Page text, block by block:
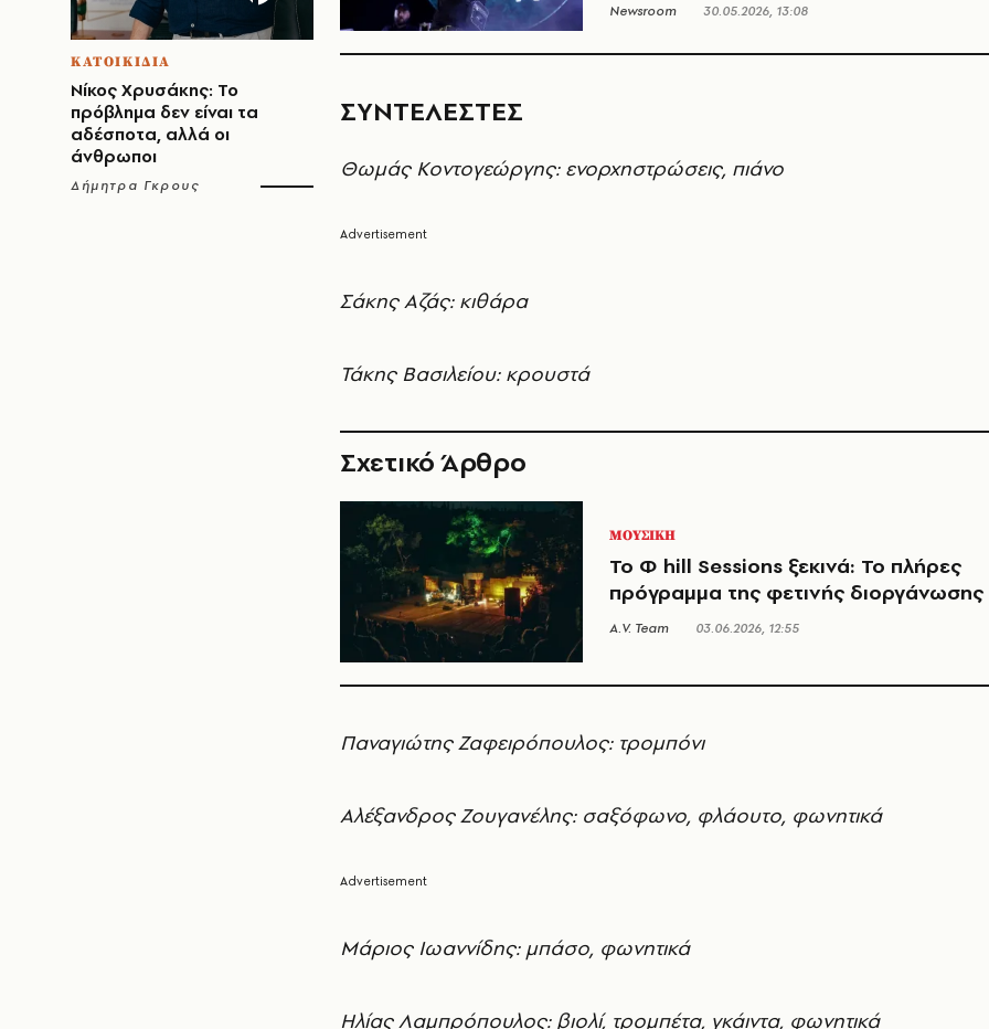
ΚΑΤΟΙΚΙΔΙΑ
Νίκος Χρυσάκης: Το
πρόβλημα δεν είναι τα
αδέσποτα, αλλά οι
άνθρωποι
Δήμητρα Γκρους
Newsroom 30.05.2026, 13:08
ΣΥΝΤΕΛΕΣΤΕΣ
Θωμάς Κοντογεώργης: ενορχηστρώσεις, πιάνο
Σάκης Αζάς: κιθάρα
Τάκης Βασιλείου: κρουστά
Σχετικό Άρθρο
ΜΟΥΣΙΚΗ
Το Φ hill Sessions ξεκινά: Το πλήρες
πρόγραμμα της φετινής διοργάνωσης
A.V. Team 03.06.2026, 12:55
Παναγιώτης Ζαφειρόπουλος: τρομπόνι
Αλέξανδρος Ζουγανέλης: σαξόφωνο, φλάουτο, φωνητικά
Μάριος Ιωαννίδης: μπάσο, φωνητικά
Ηλίας Λαμπρόπουλος: βιολί, τρομπέτα, γκάιντα, φωνητικά